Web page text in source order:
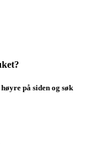
på siden og søk